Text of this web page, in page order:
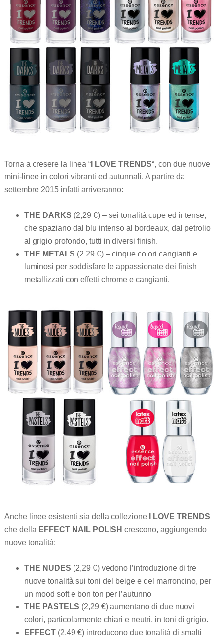
Torna a cresere la linea “I LOVE TRENDS“, con due nuove
mini-linee in colori vibranti ed autunnali. A partire da
settembre 2015 infatti arriveranno:
THE DARKS (2,29 €) – sei tonalità cupe ed intense,
che spaziano dal blu intenso al bordeaux, dal petrolio
al grigio profondo, tutti in diversi finish.
THE METALS (2,29 €) – cinque colori cangianti e
luminosi per soddisfare le appassionate dei finish
metallizzati con effetti chrome e cangianti.
Anche linee esistenti sia della collezioneI LOVE TRENDS
che della EFFECT NAIL POLISH crescono, aggiungendo
nuove tonalità:
THE NUDES (2,29 €) vedono l’introduzione di tre
nuove tonalità sui toni del beige e del marroncino, per
un mood soft e bon ton per l’autunno
THE PASTELS (2,29 €) aumentano di due nuovi
colori, particolarmente chiari e neutri, in toni di grigio.
EFFECT(2,49 €) introducono due tonalità di smalti